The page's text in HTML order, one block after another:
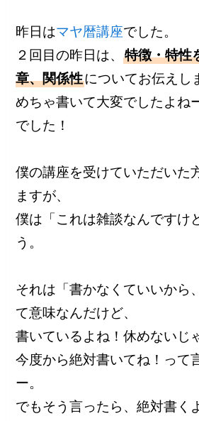
昨日はマヤ暦講座でした。
２回目の昨日は、特徴・特性
章、関係性についてお伝えし
めちゃ書いて大変でしたよね
でした！
僕の講座を受けていただいた
ますが、
僕は「これは雑談なんですけ
う。
それは「書かなくていいから
て意味なんだけど、
書いているよね！休めないじ
今度から絶対書いてね！って
ー。
でもそう言ったら、絶対書く